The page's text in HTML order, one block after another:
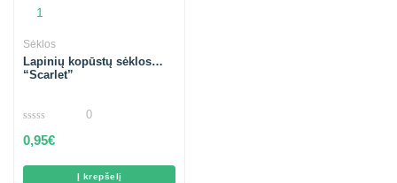
Sėklos
Lapinių kopūstų sėklos
“Scarlet”
out
5
0
0,95€
Į krepšelį